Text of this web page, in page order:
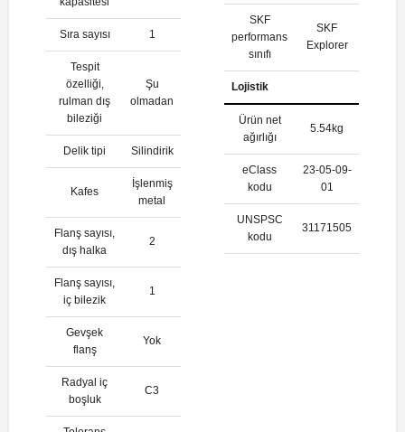
Sıra sayısı 1
Tespit
özelliği,
rulman dış
bileziği
Şu
olmadan
Delik tipi Silindirik
Kafes
İşlenmiş
metal
Flanş sayısı,
dış halka
2
Flanş sayısı,
iç bilezik
1
Gevşek
flanş
Yok
Radyal iç
boşluk
C3
SKF
performans
sınıfı
SKF
Explorer
Lojistik
Ürün net
ağırlığı
5.54kg
eClass
kodu
23-05-09-
01
UNSPSC
kodu
31171505